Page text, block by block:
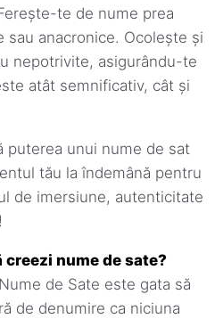
te de nume prea
sau anacronice. Ocolește și
nepotrivite, asigurându-te
atât semnificativ, cât și
puterea unui nume de sat
tău la îndemână pentru
de imersiune, autenticitate
nume de sate?
de Sate este gata să
de denumire ca niciuna